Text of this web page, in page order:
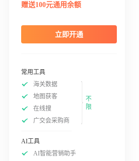
赠送100元通用余额
立即开通
常用工具
海关数据
地图获客
在线搜
广交会采购商
不
限
AI工具
AI智能营销助手